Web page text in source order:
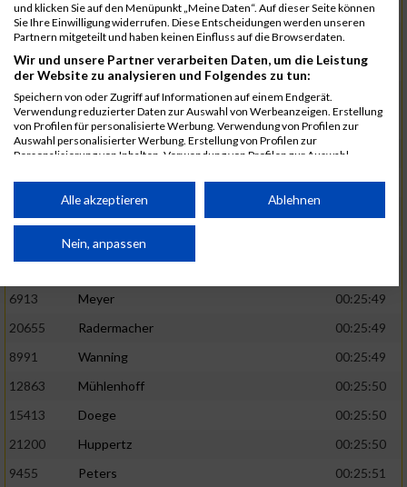
1582 Funken
00:25:42
12220
Cosma
00:25:43
9678
Exner
00:25:43
11817
Schmaul-Klaibee
6812
Koch
00:25:47
9610
Linß
00:25:47
706
Wehmeier
00:25:48
Küpper
Inhoff
6913
Meyer
00:25:49
20655
Radermacher
00:25:49
8991
Wanning
00:25:49
12863
Mühlenhoff
00:25:50
15413
Doege
00:25:50
21200
Huppertz
00:25:50
9455
Peters
00:25:51
und klicken Sie auf den Menüpunkt „Meine Daten“. Auf dieser Seite können
Sie Ihre Einwilligung widerrufen. Diese Entscheidungen werden unseren
Partnern mitgeteilt und haben keinen Einfluss auf die Browserdaten.
Wir und unsere Partner verarbeiten Daten, um die Leistung
der Website zu analysieren und Folgendes zu tun:
Speichern von oder Zugriff auf Informationen auf einem Endgerät.
Verwendung reduzierter Daten zur Auswahl von Werbeanzeigen. Erstellung
von Profilen für personalisierte Werbung. Verwendung von Profilen zur
Auswahl personalisierter Werbung. Erstellung von Profilen zur
Personalisierung von Inhalten. Verwendung von Profilen zur Auswahl
Performance von Inhalten. Analyse von Zielgruppen durch Statistiken oder
Kombinationen von Daten aus verschiedenen Quellen. Entwicklung und
von Inhalten.
Daten können außerhalb der Europäischen Union weitergegeben und in die
Website/App.
Partnerliste anzeigen (1 IAB-Anbieter)
Wir nutzen Ihre Daten für folgende Zwecke:
Speichern von oder Zugriff auf Informationen
auf einem Endgerät
von Werbeanzeigen
Alle akzeptieren Ablehnen
Nein, anpassen